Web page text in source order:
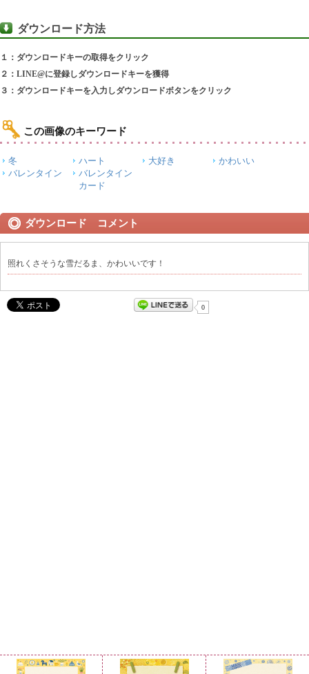
ダウンロード方法
１：ダウンロードキーの取得をクリック
２：LINE@に登録しダウンロードキーを獲得
３：ダウンロードキーを入力しダウンロードボタンをクリック
この画像のキーワード
冬 ハート 大好き
かわいい
バレンタイン
バレンタイン
カード
ダウンロード コメント
照れくさそうな雪だるま、かわいいです！
0